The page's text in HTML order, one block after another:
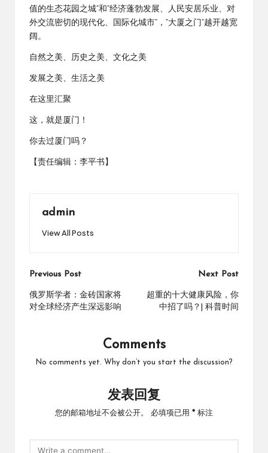
值的生态花园之城”和“经济蓬勃发展、人民安居乐业、对
外交流密切的现代化、国际化城市”，“大厦之门”越开越宽
阔。
自然之美、历史之美、文化之美
发展之美、生活之美
在这里汇聚
这，就是厦门！
你去过厦门吗？
【责任编辑：李平书】
admin
View All Posts
Post
navigation
Previous Post
俄罗斯学者：金砖国家将
对全球经济产生深远影响
Next Post
超重的十大健康风险，你
中招了吗？| 科普时间
Comments
No comments yet. Why don’t you start the discussion?
发表回复
您的邮箱地址不会被公开。 必填项已用 * 标注